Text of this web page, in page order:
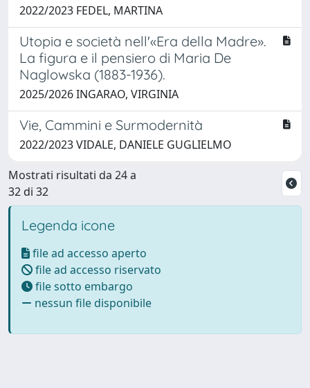
2022/2023 FEDEL, MARTINA
Utopia e società nell'«Era della Madre».
La figura e il pensiero di Maria De
Naglowska (1883-1936).
2025/2026 INGARAO, VIRGINIA
Vie, Cammini e Surmodernità
2022/2023 VIDALE, DANIELE GUGLIELMO
Mostrati risultati da 24 a
32 di 32
Legenda icone
file ad accesso aperto
file ad accesso riservato
file sotto embargo
nessun file disponibile